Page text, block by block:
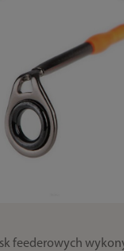
feederowych